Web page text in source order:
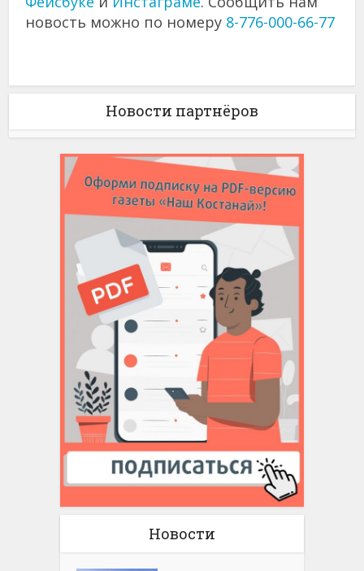
новость можно по номеру 8-776-000-66-77
Новости партнёров
Новости